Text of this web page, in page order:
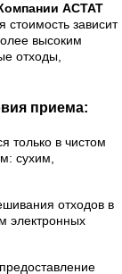
АСТАТ
зависит
высоким
отходы,
приема:
только в чистом
сухим,
отходов в
электронных